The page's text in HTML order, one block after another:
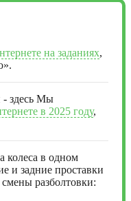
на заданиях,
- здесь Мы
в 2025 году,
колеса в одном
и задние проставки
разболтовки: